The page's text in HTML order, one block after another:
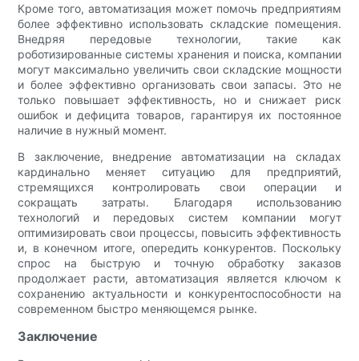
Кроме того, автоматизация может помочь предприятиям
более эффективно использовать складские помещения.
Внедряя передовые технологии, такие как
роботизированные системы хранения и поиска, компании
могут максимально увеличить свои складские мощности
и более эффективно организовать свои запасы. Это не
только повышает эффективность, но и снижает риск
ошибок и дефицита товаров, гарантируя их постоянное
наличие в нужный момент.
В заключение, внедрение автоматизации на складах
кардинально меняет ситуацию для предприятий,
стремящихся контролировать свои операции и
сокращать затраты. Благодаря использованию
технологий и передовых систем компании могут
оптимизировать свои процессы, повысить эффективность
и, в конечном итоге, опередить конкурентов. Поскольку
спрос на быструю и точную обработку заказов
продолжает расти, автоматизация является ключом к
сохранению актуальности и конкурентоспособности на
современном быстро меняющемся рынке.
Заключение